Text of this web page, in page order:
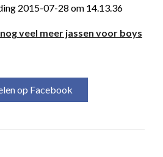
veel meer jassen voor boys
op Facebook